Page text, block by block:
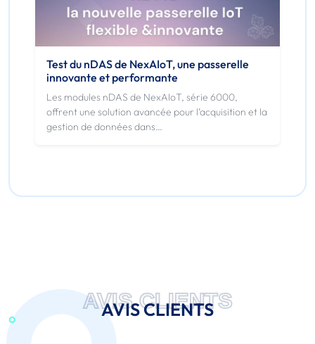
Test du nDAS de NexAIoT, une passerelle
innovante et performante
Les modules nDAS de NexAIoT, série 6000,
offrent une solution avancée pour l’acquisition et la
gestion de données dans…
AVIS CLIENTS
AVIS CLIENTS